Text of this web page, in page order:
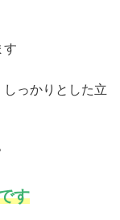
す
っかりとした立
す